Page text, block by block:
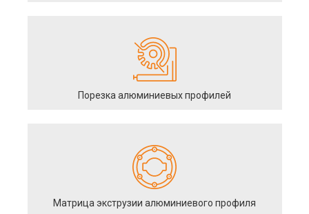
Порезка алюминиевых профилей
Матрица экструзии алюминиевого профиля